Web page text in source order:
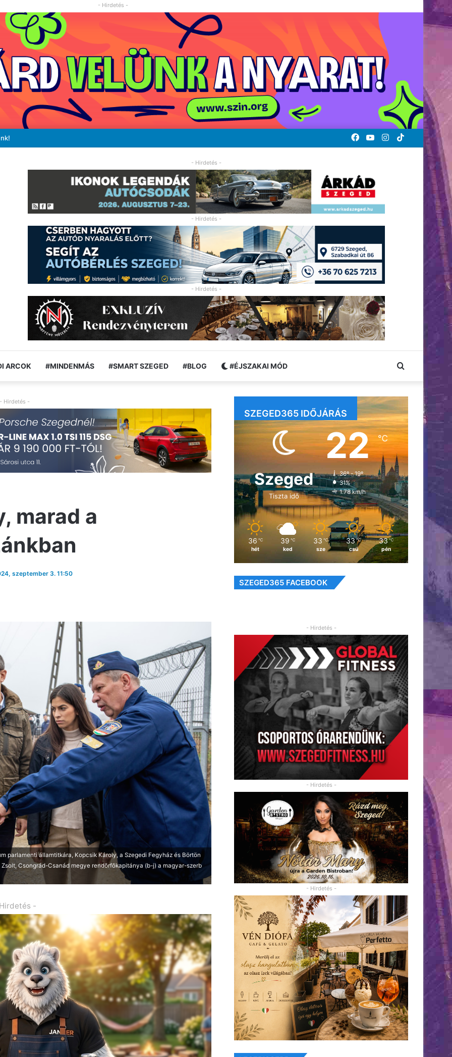
- Hirdetés -
TikTok
Instagram
YouTube
Facebook
- Hirdetés -
- Hirdetés -
- Hirdetés -
ARCOK #MINDENMÁS #SMART SZEGED #BLOG #ÉJSZAKAI MÓD
- Hirdetés -
marad a
szeptember 3. 11:50
parlamenti államtitkára, Kopcsik Károly, a Szegedi Fegyház és Börtön
Csongrád-Csanád megye rendõrfõkapitánya (b-j) a magyar-szerb
-
SZEGED365 IDŐJÁRÁS
Szeged
Tiszta idő
22℃
36º - 19º
31%
1.78 km/h
36 ℃
hét
39 ℃
ked
33 ℃
sze
33 ℃
csü
33 ℃
pén
SZEGED365 FACEBOOK
- Hirdetés -
- Hirdetés -
- Hirdetés -